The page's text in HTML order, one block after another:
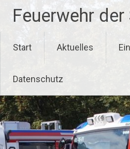
Inhalt
springen
Feuerwehr
Start Aktuelles
Datenschutz